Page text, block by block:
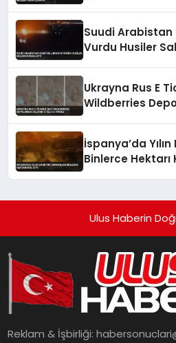
Suudi Arabistan
Vurdu Husiler
Ukrayna Rus E
Wildberries
İspanya’da
Binlerce Hektarı
Ulus Haberin
Reklam & İşbirliği: